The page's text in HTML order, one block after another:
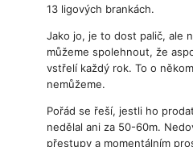
13 ligových brankách.
Jako jo, je to dost palič, ale
můžeme spolehnout, že
vstřelí každý rok. To o
nemůžeme.
Pořád se řeší, jestli ho
nedělal ani za 50-60m.
přestupy a momentálním